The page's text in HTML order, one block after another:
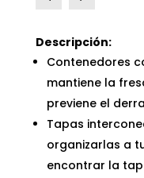
Descripción:
Contenedores
mantiene la
previene el
Tapas
organizarlas a
encontrar la